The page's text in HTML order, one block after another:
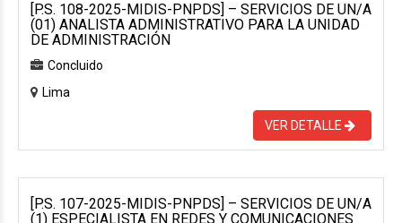
[P.S. 108-2025-MIDIS-PNPDS] – SERVICIOS DE UN/A
(01) ANALISTA ADMINISTRATIVO PARA LA UNIDAD
DE ADMINISTRACIÓN
Concluido
Lima
VER DETALLE
[P.S. 107-2025-MIDIS-PNPDS] – SERVICIOS DE UN/A
(1) ESPECIALISTA EN REDES Y COMUNICACIONES